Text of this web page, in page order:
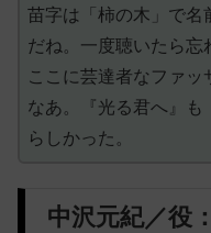
苗字は「柿の木」で名
だね。一度聴いたら忘
ここに芸達者なファッ
なあ。『光る君へ』も
らしかった。
中沢元紀／役